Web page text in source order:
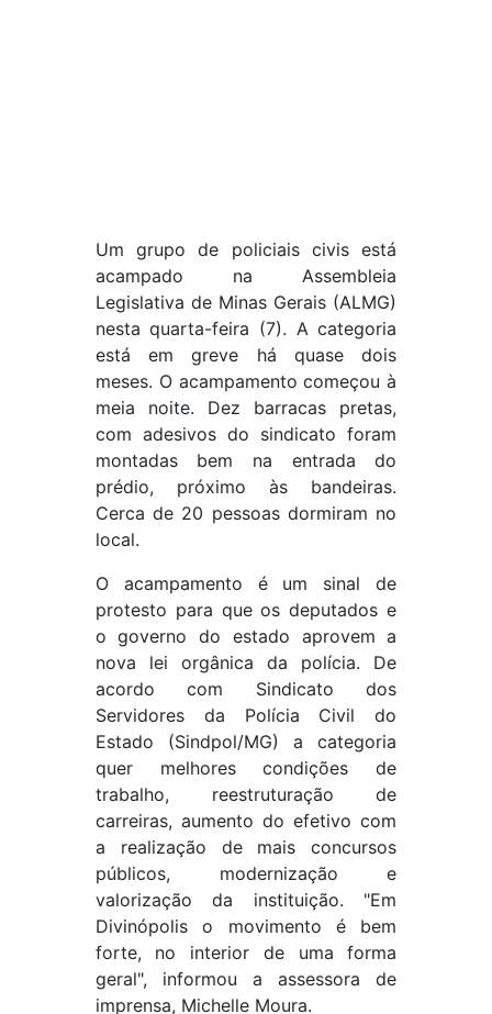
Um grupo de policiais civis está
acampado na Assembleia
Legislativa de Minas Gerais (ALMG)
nesta quarta-feira (7). A categoria
está em greve há quase dois
meses. O acampamento começou à
meia noite. Dez barracas pretas,
com adesivos do sindicato foram
montadas bem na entrada do
prédio, próximo às bandeiras.
Cerca de 20 pessoas dormiram no
local.
O acampamento é um sinal de
protesto para que os deputados e
o governo do estado aprovem a
nova lei orgânica da polícia. De
acordo com Sindicato dos
Servidores da Polícia Civil do
Estado (Sindpol/MG) a categoria
quer melhores condições de
trabalho, reestruturação de
carreiras, aumento do efetivo com
a realização de mais concursos
públicos, modernização e
valorização da instituição. "Em
Divinópolis o movimento é bem
forte, no interior de uma forma
geral", informou a assessora de
imprensa, Michelle Moura.